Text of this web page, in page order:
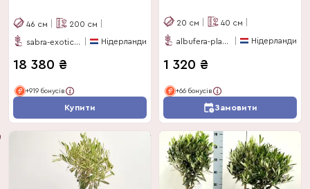
46 см 200 см
sabra-exotics-bv Нідерланди
18 380 ₴
+919 бонусів
Купити
20 см 40 см
albufera-plants Нідерланди
1 320 ₴
+66 бонусів
Замовити